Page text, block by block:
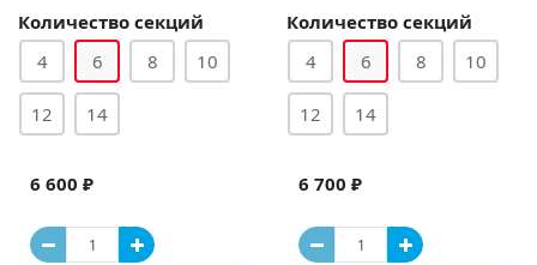
Количество секций
4
6 8 10
12 14
6 600 ₽
Количество секций
4
6 8 10
12 14
6 700 ₽